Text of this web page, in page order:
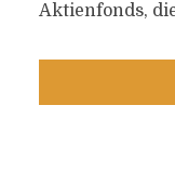
Aktienfonds,